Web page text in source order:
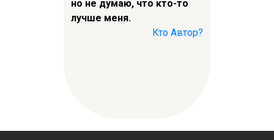
но не думаю, что кто-то
лучше меня.
Кто Автор?